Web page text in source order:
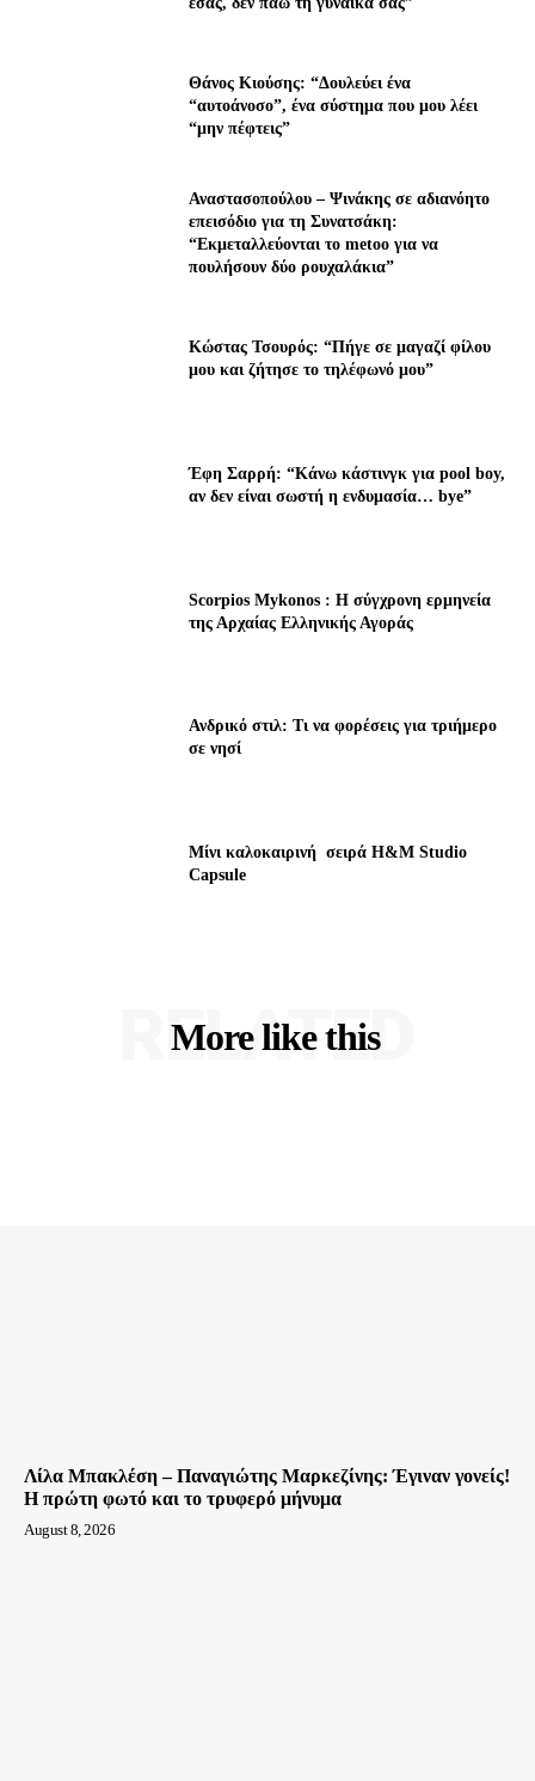
Θάνος Κιούσης: “Δουλεύει ένα
“αυτοάνοσο”, ένα σύστημα που μου λέει
“μην πέφτεις”
Αναστασοπούλου – Ψινάκης σε αδιανόητο
επεισόδιο για τη Συνατσάκη:
“Εκμεταλλεύονται το metoo για να
πουλήσουν δύο ρουχαλάκια”
Κώστας Τσουρός: “Πήγε σε μαγαζί φίλου
μου και ζήτησε το τηλέφωνό μου”
Έφη Σαρρή: “Κάνω κάστινγκ για pool boy,
αν δεν είναι σωστή η ενδυμασία… bye”
Scorpios Mykonos : Η σύγχρονη ερμηνεία
της Αρχαίας Ελληνικής Αγοράς
Ανδρικό στιλ: Τι να φορέσεις για τριήμερο
σε νησί
Μίνι καλοκαιρινή σειρά H&M Studio
Capsule
More like this
RELATED
Λίλα Μπακλέση – Παναγιώτης Μαρκεζίνης: Έγιναν γονείς!
Η πρώτη φωτό και το τρυφερό μήνυμα
August 8, 2026